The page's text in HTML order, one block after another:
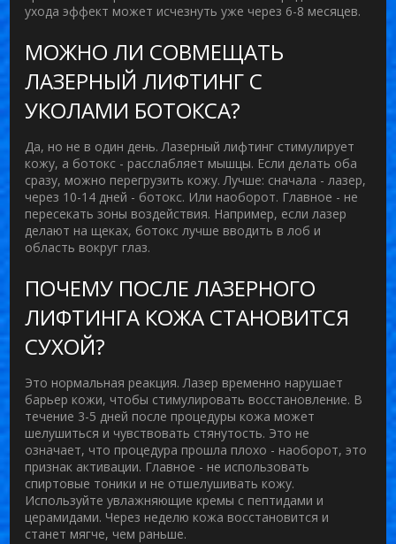
ухода эффект может исчезнуть уже через 6-8 месяцев.
МОЖНО ЛИ СОВМЕЩАТЬ
ЛАЗЕРНЫЙ ЛИФТИНГ С
УКОЛАМИ БОТОКСА?
Да, но не в один день. Лазерный лифтинг стимулирует
кожу, а ботокс - расслабляет мышцы. Если делать оба
сразу, можно перегрузить кожу. Лучше: сначала - лазер,
через 10-14 дней - ботокс. Или наоборот. Главное - не
пересекать зоны воздействия. Например, если лазер
делают на щеках, ботокс лучше вводить в лоб и
область вокруг глаз.
ПОЧЕМУ ПОСЛЕ ЛАЗЕРНОГО
ЛИФТИНГА КОЖА СТАНОВИТСЯ
СУХОЙ?
Это нормальная реакция. Лазер временно нарушает
барьер кожи, чтобы стимулировать восстановление. В
течение 3-5 дней после процедуры кожа может
шелушиться и чувствовать стянутость. Это не
означает, что процедура прошла плохо - наоборот, это
признак активации. Главное - не использовать
спиртовые тоники и не отшелушивать кожу.
Используйте увлажняющие кремы с пептидами и
церамидами. Через неделю кожа восстановится и
станет мягче, чем раньше.